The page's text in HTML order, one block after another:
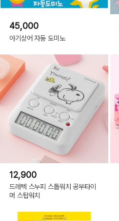
45,000
아기상어 자동 도미노
12,900
드레텍 스누피 스톱워치 공부타이
머 스탑워치